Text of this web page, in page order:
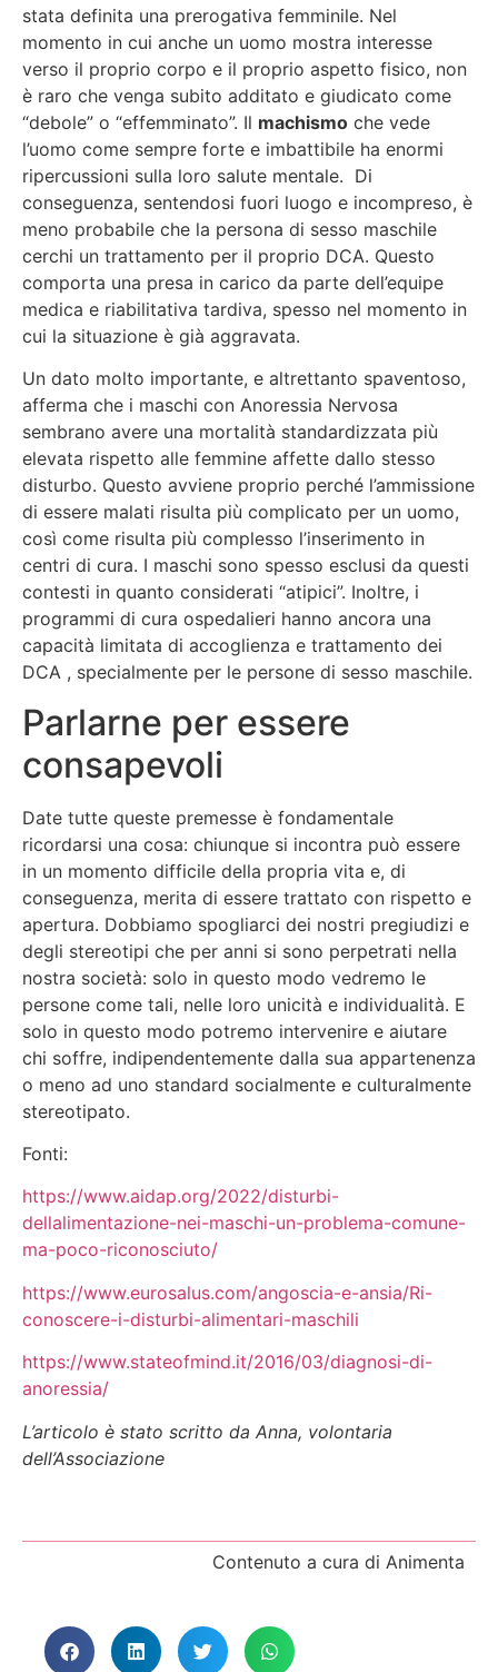
stata definita una prerogativa femminile. Nel
momento in cui anche un uomo mostra interesse
verso il proprio corpo e il proprio aspetto fisico, non
è raro che venga subito additato e giudicato come
“debole” o “effemminato”. Il machismo che vede
l’uomo come sempre forte e imbattibile ha enormi
ripercussioni sulla loro salute mentale. Di
conseguenza, sentendosi fuori luogo e incompreso, è
meno probabile che la persona di sesso maschile
cerchi un trattamento per il proprio DCA. Questo
comporta una presa in carico da parte dell’equipe
medica e riabilitativa tardiva, spesso nel momento in
cui la situazione è già aggravata.
Un dato molto importante, e altrettanto spaventoso,
afferma che i maschi con Anoressia Nervosa
sembrano avere una mortalità standardizzata più
elevata rispetto alle femmine affette dallo stesso
disturbo. Questo avviene proprio perché l’ammissione
di essere malati risulta più complicato per un uomo,
così come risulta più complesso l’inserimento in
centri di cura. I maschi sono spesso esclusi da questi
contesti in quanto considerati “atipici”. Inoltre, i
programmi di cura ospedalieri hanno ancora una
capacità limitata di accoglienza e trattamento dei
DCA , specialmente per le persone di sesso maschile.
Parlarne per essere
consapevoli
Date tutte queste premesse è fondamentale
ricordarsi una cosa: chiunque si incontra può essere
in un momento difficile della propria vita e, di
conseguenza, merita di essere trattato con rispetto e
apertura. Dobbiamo spogliarci dei nostri pregiudizi e
degli stereotipi che per anni si sono perpetrati nella
nostra società: solo in questo modo vedremo le
persone come tali, nelle loro unicità e individualità. E
solo in questo modo potremo intervenire e aiutare
chi soffre, indipendentemente dalla sua appartenenza
o meno ad uno standard socialmente e culturalmente
stereotipato.
Fonti:
https://www.aidap.org/2022/disturbi-
dellalimentazione-nei-maschi-un-problema-comune-
ma-poco-riconosciuto/
https://www.eurosalus.com/angoscia-e-ansia/Ri-
conoscere-i-disturbi-alimentari-maschili
https://www.stateofmind.it/2016/03/diagnosi-di-
anoressia/
L’articolo è stato scritto da Anna, volontaria
dell’Associazione
Contenuto a cura di Animenta